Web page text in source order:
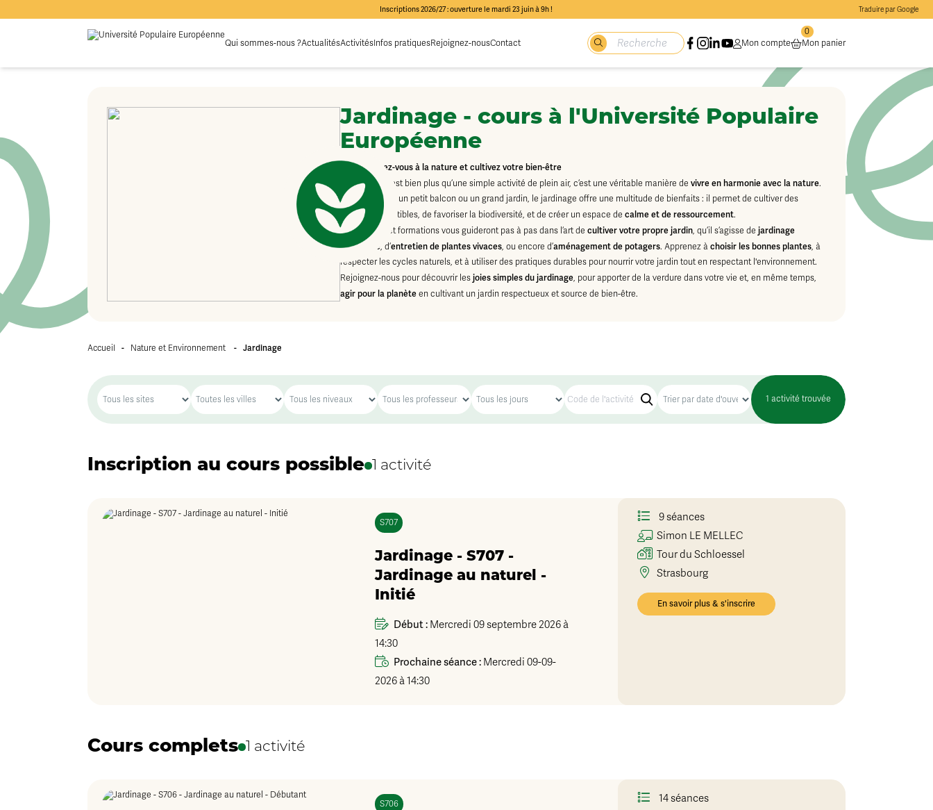
Inscriptions 2026/27 : ouverture le mardi 23 juin à 9h ! Traduire par Google
Qui sommes-nous ?ActualitésActivitésInfos pratiquesRejoignez-nousContact Mon compte Mon panier
0
Jardinage - cours à l'Université Populaire
Européenne
Reconnectez-vous à la nature et cultivez votre bien-être
jardinage est bien plus qu’une simple activité de plein air, c’est une véritable manière de vivre en harmonie avec la nature.
Que vous ayez un petit balcon ou un grand jardin, le jardinage offre une multitude de bienfaits : il permet de cultiver des
plantes comestibles, de favoriser la biodiversité, et de créer un espace de calme et de ressourcement.
Nos ateliers et formations vous guideront pas à pas dans l’art de cultiver votre propre jardin, qu’il s’agisse de jardinage
biologique, d’entretien de plantes vivaces, ou encore d’aménagement de potagers. Apprenez à choisir les bonnes plantes, à
respecter les cycles naturels, et à utiliser des pratiques durables pour nourrir votre jardin tout en respectant l'environnement.
Rejoignez-nous pour découvrir les joies simples du jardinage, pour apporter de la verdure dans votre vie et, en même temps,
agir pour la planète en cultivant un jardin respectueux et source de bien-être.
Accueil - Nature et Environnement - Jardinage
1 activité trouvée
Inscription au cours possible 1 activité
S707
Jardinage - S707 -
Jardinage au naturel -
Initié
Début : Mercredi 09 septembre 2026 à
14:30
Prochaine séance : Mercredi 09-09-
2026 à 14:30
9 séances
Simon LE MELLEC
Tour du Schloessel
Strasbourg
En savoir plus & s'inscrire
Cours complets 1 activité
S706
14 séances